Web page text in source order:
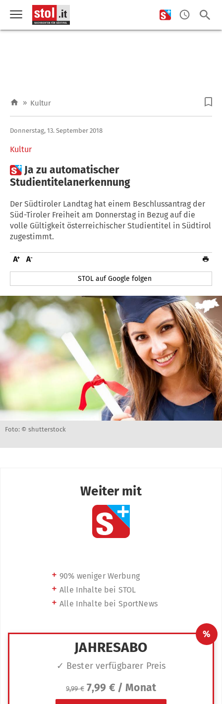
» Kultur
Kultur
Donnerstag, 13. September 2018
 Ja zu automatischer
Studientitelanerkennung
Der Südtiroler Landtag hat einem Beschlussantrag der
Süd-Tiroler Freiheit am Donnerstag in Bezug auf die
volle Gültigkeit österreichischer Studientitel in Südtirol
zugestimmt.
STOL auf Google folgen
Foto: © shutterstock